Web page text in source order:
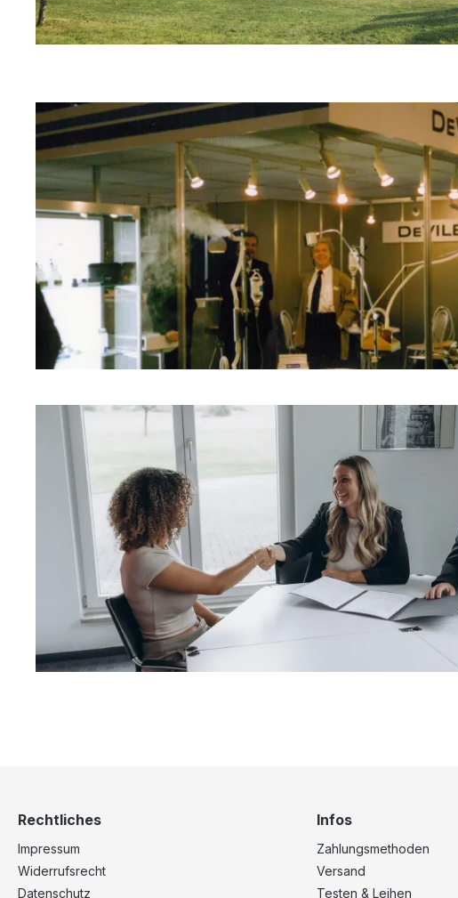
Rechtliches
Impressum
Widerrufsrecht
Datenschutz
Infos
Zahlungsmethoden
Versand
Testen & Leihen